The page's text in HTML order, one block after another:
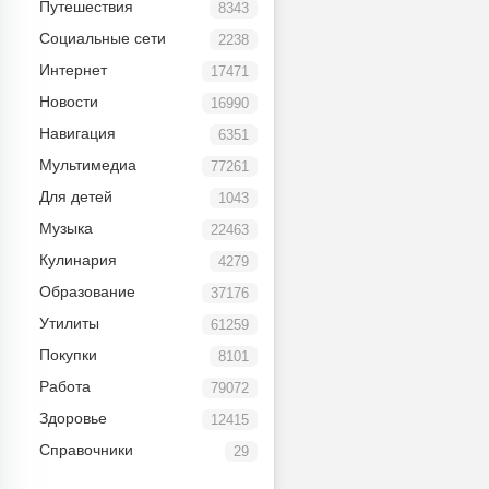
8343
Путешествия
2238
Социальные сети
17471
Интернет
16990
Новости
6351
Навигация
77261
Мультимедиа
1043
Для детей
22463
Музыка
4279
Кулинария
37176
Образование
61259
Утилиты
8101
Покупки
79072
Работа
12415
Здоровье
29
Справочники